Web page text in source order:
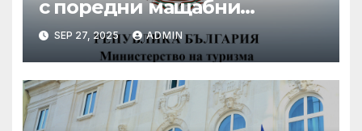
с поредни мащабни
координирани проверки
през летния сезон
SEP 27, 2025 ADMIN